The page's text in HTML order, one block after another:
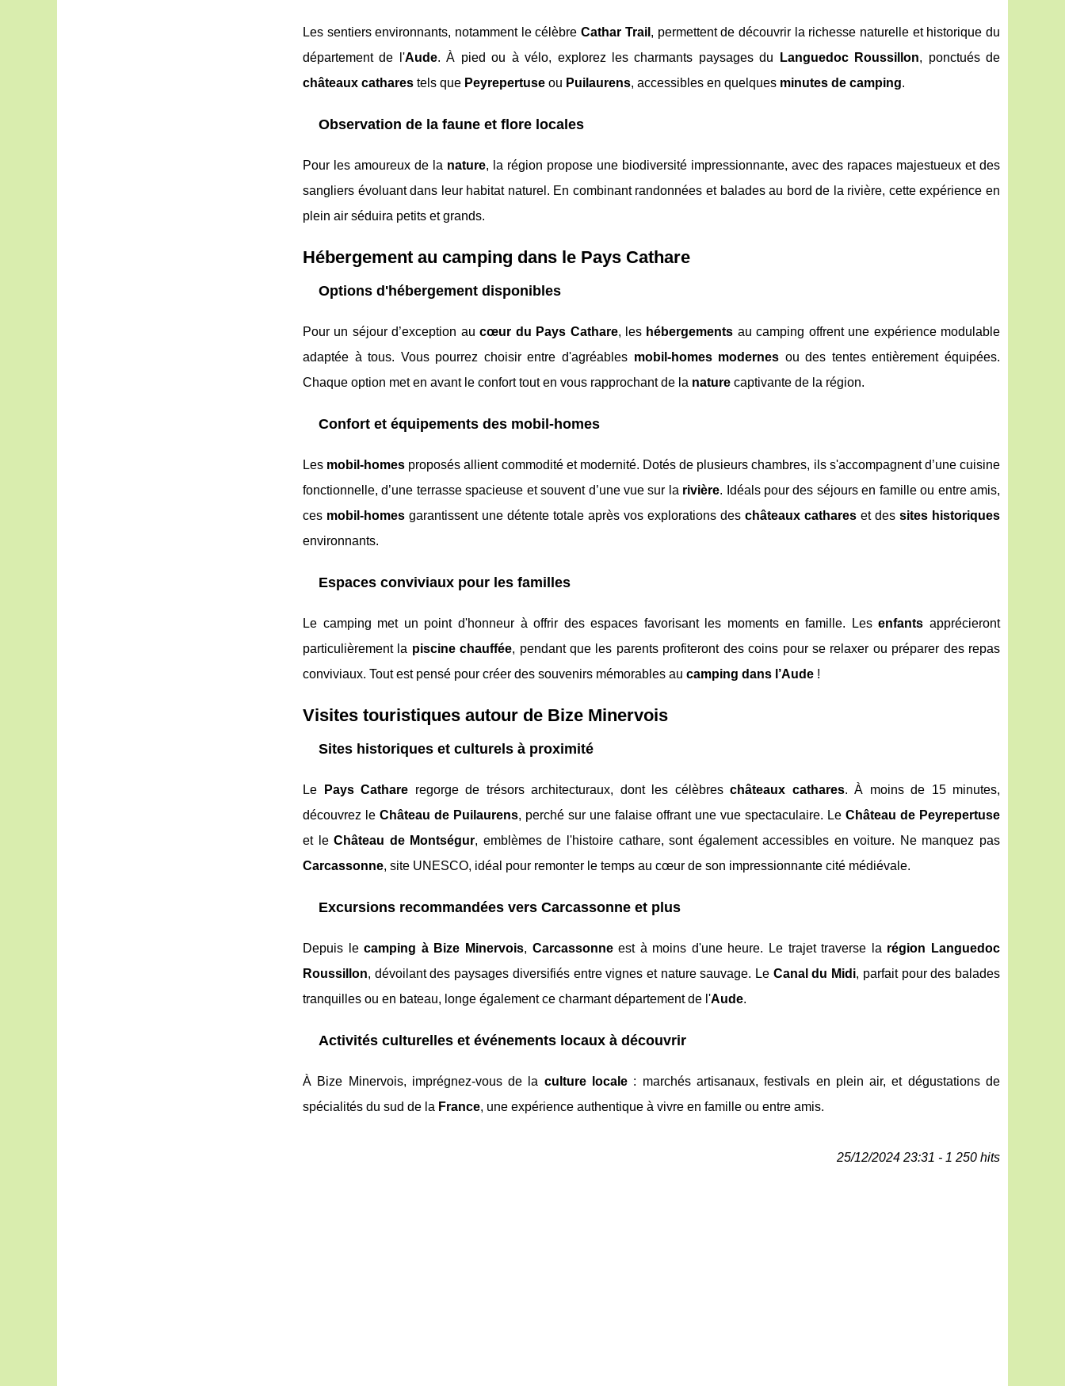
Les sentiers environnants, notamment le célèbreCathar Trail , permettent de découvrir la richesse naturelle et historique du
département de l'Aude. À pied ou à vélo, explorez les charmants paysages du Languedoc Roussillon, ponctués de
châteaux cathares tels que Peyrepertuse ou Puilaurens, accessibles en quelques minutes de camping.
Observation de la faune et flore locales
Pour les amoureux de la nature, la région propose une biodiversité impressionnante, avec des rapaces majestueux et des
sangliers évoluant dans leur habitat naturel. En combinant randonnées et balades au bord de la rivière, cette expérience en
plein air séduira petits et grands.
Hébergement au camping dans le Pays Cathare
Options d'hébergement disponibles
Pour un séjour d’exception aucœur du Pays Cathare, les hébergements au camping offrent une expérience modulable
adaptée à tous. Vous pourrez choisir entre d'agréables mobil-homes modernes ou des tentes entièrement équipées.
Chaque option met en avant le confort tout en vous rapprochant de la nature captivante de la région.
Confort et équipements des mobil-homes
Les mobil-homes proposés allient commodité et modernité. Dotés de plusieurs chambres, ils s'accompagnent d’une cuisine
fonctionnelle, d’une terrasse spacieuse et souvent d’une vue sur la rivière. Idéals pour des séjours en famille ou entre amis,
ces mobil-homes garantissent une détente totale après vos explorations des châteaux cathares et des sites historiques
environnants.
Espaces conviviaux pour les familles
Le camping met un point d'honneur à offrir des espaces favorisant les moments en famille. Lesenfants apprécieront
particulièrement la piscine chauffée, pendant que les parents profiteront des coins pour se relaxer ou préparer des repas
conviviaux. Tout est pensé pour créer des souvenirs mémorables au camping dans l’Aude !
Visites touristiques autour de Bize Minervois
Sites historiques et culturels à proximité
Le Pays Cathare regorge de trésors architecturaux, dont les célèbres châteaux cathares. À moins de 15 minutes,
découvrez le Château de Puilaurens, perché sur une falaise offrant une vue spectaculaire. Le Château de Peyrepertuse
et leChâteau de Montségur, emblèmes de l'histoire cathare, sont également accessibles en voiture. Ne manquez pas
Carcassonne, site UNESCO, idéal pour remonter le temps au cœur de son impressionnante cité médiévale.
Excursions recommandées vers Carcassonne et plus
Depuis lecamping à Bize Minervois, Carcassonneest à moins d'une heure. Le trajet traverse la région Languedoc
Roussillon, dévoilant des paysages diversifiés entre vignes et nature sauvage. Le Canal du Midi, parfait pour des balades
tranquilles ou en bateau, longe également ce charmant département de l'Aude.
Activités culturelles et événements locaux à découvrir
À Bize Minervois, imprégnez-vous de la culture locale : marchés artisanaux, festivals en plein air, et dégustations de
spécialités du sud de la France, une expérience authentique à vivre en famille ou entre amis.
25/12/2024 23:31 - 1 250 hits